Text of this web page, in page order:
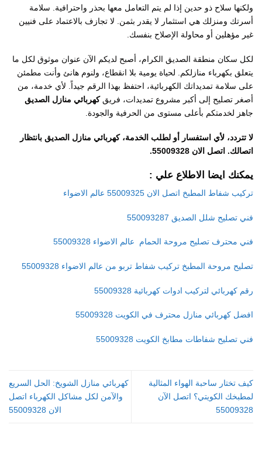
ولكنها سلاح ذو حدين إذا لم يتم التعامل معها بحذر واحترافية. سلامة
أسرتك ومنزلك هي استثمار لا يقدر بثمن. لا تجازف بالاعتماد على فنيين
غير مؤهلين أو محاولة الإصلاح بنفسك.
لكل سكان منطقة الصديق الكرام، أصبح لديكم الآن عنوان موثوق لكل ما
يتعلق بكهرباء منازلكم. لحياة يومية بلا انقطاع، ولنوم هانئ وأنت مطمئن
على سلامة تمديداتك الكهربائية، احتفظ بهذا الرقم جيداً. لأي خدمة، من
أصغر تصليح إلى أكبر مشروع تمديدات، فريقكهربائي منازل الصديق
جاهز لخدمتكم بأعلى مستوى من الحرفية والجودة.
لا تتردد، لأي استفسار أو لطلب الخدمة، كهربائي منازل الصديق بانتظار
اتصالك. اتصل الان 55009328.
يمكنك ايضا الاطلاع علي :
تركيب شفاط المطبخ اتصل الان 55009325 عالم الاضواء
فني تصليح شلل الصديق 550093287
فني محترف تصليح مروحة الحمام عالم الاضواء 55009328
تصليح مروحة المطبخ تركيب شفاط تربو من عالم الاضواء 55009328
رقم كهربائي لتركيب ادوات كهربائية 55009328
افضل كهربائي منازل محترف في الكويت 55009328
فني تصليح شفاطات مطابخ الكويت 55009328
كيف تختار ساحبة الهواء المثالية
لمطبخك الكويتي؟ اتصل الآن
55009328
كهربائي منازل الشويخ: الحل السريع
والآمن لكل مشاكل الكهرباء اتصل
الان 55009328